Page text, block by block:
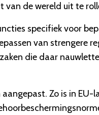
van de wereld uit te
specifiek voor
van strengere
die daar
Zo is in